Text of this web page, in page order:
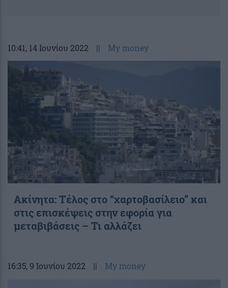
10:41, 14 Ιουνίου 2022 || My money
Ακίνητα: Τέλος στο “χαρτοβασίλειο” και
στις επισκέψεις στην εφορία για
μεταβιβάσεις – Τι αλλάζει
16:35, 9 Ιουνίου 2022 || My money